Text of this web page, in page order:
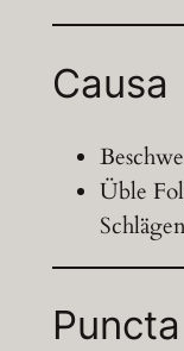
Causa
Üble